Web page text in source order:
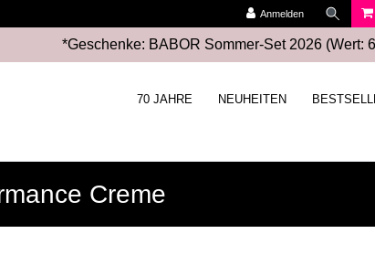
Anmelden
*Geschenke: BABOR Sommer-Set 2026 (Wert:
70 JAHRE NEUHEITEN
Creme